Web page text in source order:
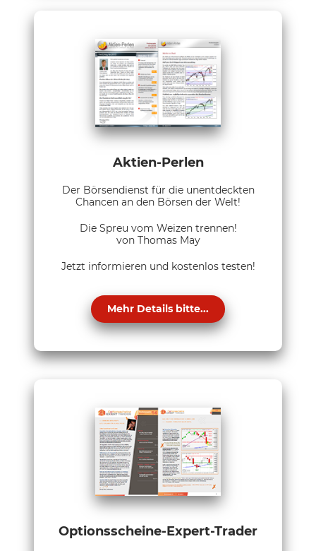
Aktien-Perlen
Der Börsendienst für die unentdeckten
Chancen an den Börsen der Welt!
Die Spreu vom Weizen trennen!
von Thomas May
Jetzt informieren und kostenlos testen!
Mehr Details bitte...
Optionsscheine-Expert-Trader